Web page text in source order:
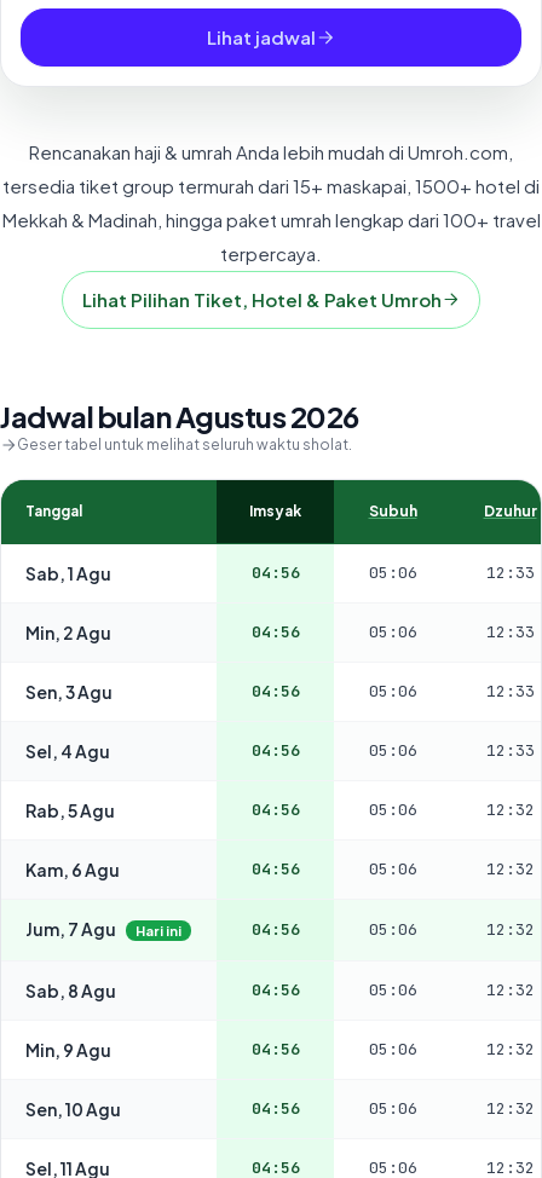
Lihat jadwal
Rencanakan haji & umrah Anda lebih mudah di Umroh.com,
tersedia tiket group termurah dari 15+ maskapai, 1500+ hotel di
Mekkah & Madinah, hingga paket umrah lengkap dari 100+ travel
terpercaya.
Lihat Pilihan Tiket, Hotel & Paket Umroh
Jadwal bulan Agustus 2026
Geser tabel untuk melihat seluruh waktu sholat.
Tanggal Imsyak Subuh Dzuhur
Sab, 1 Agu 04:56 05:06 12:33
Min, 2 Agu 04:56 05:06 12:33
Sen, 3 Agu 04:56 05:06 12:33
Sel, 4 Agu 04:56 05:06 12:33
Rab, 5 Agu 04:56 05:06 12:32
Kam, 6 Agu 04:56 05:06 12:32
Jum, 7 Agu Hari ini 04:56 05:06 12:32
Sab, 8 Agu 04:56 05:06 12:32
Min, 9 Agu 04:56 05:06 12:32
Sen, 10 Agu 04:56 05:06 12:32
Sel, 11 Agu 04:56 05:06 12:32